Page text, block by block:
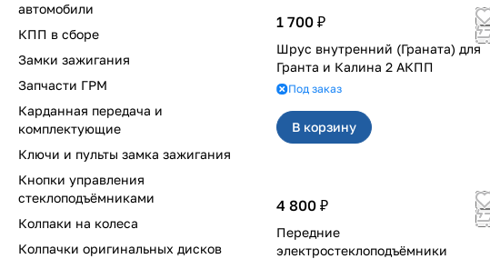
1 700 ₽
Шрус внутренний (Граната) для
Гранта и Калина 2 АКПП
Под заказ
В корзину
4 800 ₽
Передние
электростеклоподъёмники
автомобили
КПП в сборе
Замки зажигания
Запчасти ГРМ
Карданная передача и
комплектующие
Ключи и пульты замка зажигания
Кнопки управления
стеклоподъёмниками
Колпаки на колеса
Колпачки оригинальных дисков